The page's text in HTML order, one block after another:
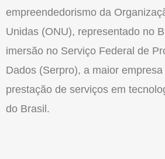
empreendedorismo da
Unidas (ONU), representado no
imersão no Serviço Federal de
Dados (Serpro), a maior
prestação de serviços em
do Brasil.